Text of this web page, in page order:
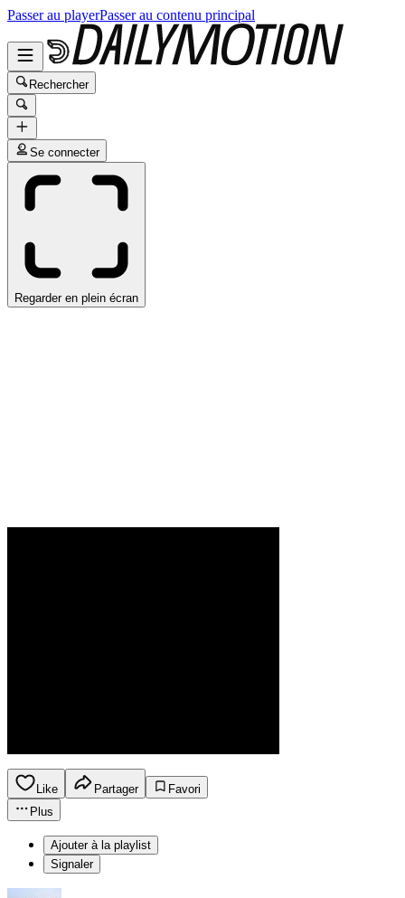
Passer au playerPasser au contenu principal
Rechercher
Se connecter
Regarder en plein écran
Like Partager
Favori
Plus
Ajouter à la playlist
Signaler